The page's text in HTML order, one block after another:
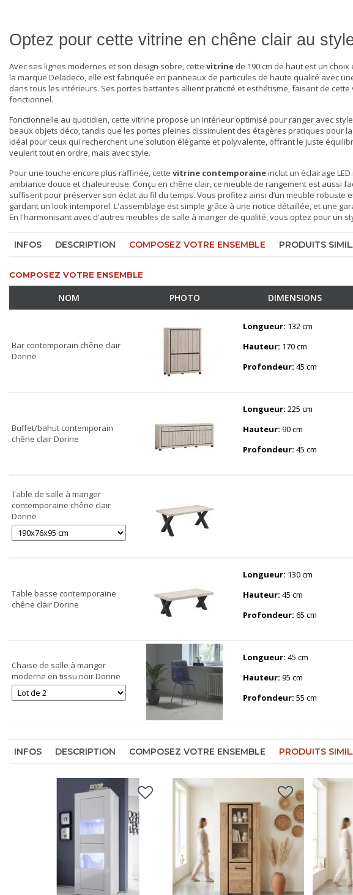
Optez pour cette vitrine en chêne clair au
Avec ses lignes modernes et son design sobre, cette vitrine de 190 cm de haut est un
la marque Deladeco, elle est fabriquée en panneaux de particules de haute qualité avec
dans tous les intérieurs. Ses portes battantes allient praticité et esthétisme, faisant de cette
fonctionnel.
Fonctionnelle au quotidien, cette vitrine propose un intérieur optimisé pour ranger avec
beaux objets déco, tandis que les portes pleines dissimulent des étagères pratiques pour
idéal pour ceux qui recherchent une solution élégante et polyvalente, offrant le juste
veulent tout en ordre, mais avec style.
Pour une touche encore plus raffinée, cette vitrine contemporaineinclut un éclairage
ambiance douce et chaleureuse. Conçu en chêne clair, ce meuble de rangement est aussi
suffisent pour préserver son éclat au fil du temps. Vous profitez ainsi d’un meuble
gardant un look intemporel. L'assemblage est simple grâce à une notice détaillée, et une
En l'harmonisant avec d'autres meubles de salle à manger de qualité, vous optez pour un
INFOS DESCRIPTION COMPOSEZ VOTRE ENSEMBLE PRODUITS
COMPOSEZ VOTRE ENSEMBLE
NOM PHOTO DIMENSIONS
Bar contemporain chêne clair
Dorine
Longueur: 132 cm
Hauteur: 170 cm
Profondeur: 45 cm
Buffet/bahut contemporain
chêne clair Dorine
Longueur: 225 cm
Hauteur: 90 cm
Profondeur: 45 cm
Table de salle à manger
contemporaine chêne clair
Dorine
Table basse contemporaine
chêne clair Dorine
Longueur: 130 cm
Hauteur: 45 cm
Profondeur: 65 cm
Chaise de salle à manger
moderne en tissu noir Dorine
Longueur: 45 cm
Hauteur: 95 cm
Profondeur: 55 cm
INFOS DESCRIPTION COMPOSEZ VOTRE ENSEMBLE PRODUITS